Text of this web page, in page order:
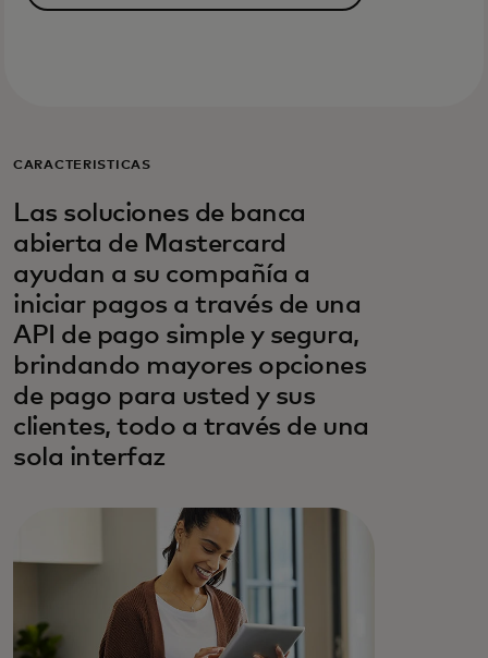
CARACTERÍSTICAS
Las soluciones de banca
abierta de Mastercard
ayudan a su compañía a
iniciar pagos a través de una
API de pago simple y segura,
brindando mayores opciones
de pago para usted y sus
clientes, todo a través de una
sola interfaz